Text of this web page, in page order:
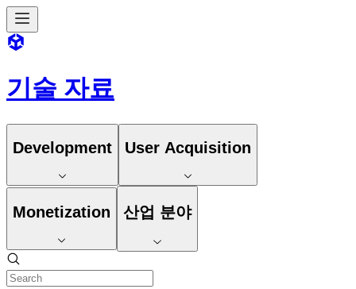
기술 자료
Development User Acquisition
Monetization 산업 분야